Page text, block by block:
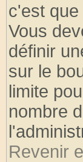
c'est
Vous
définir
sur le
limite
nombre
Revenir